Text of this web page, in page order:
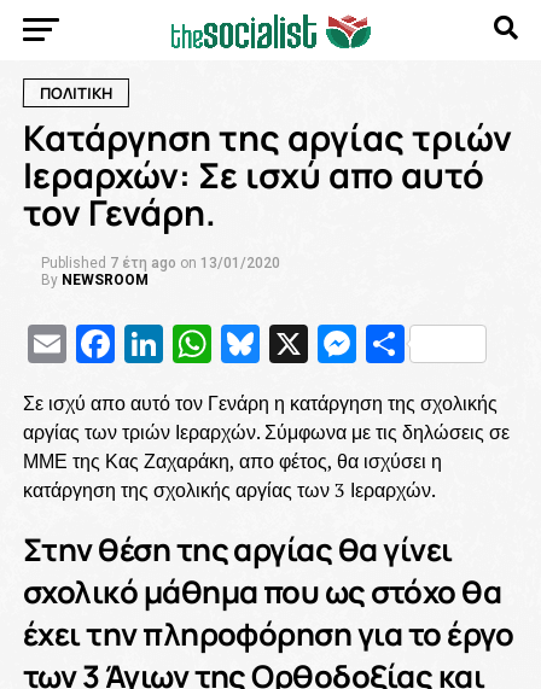
ΠΟΛΙΤΙΚΗ
Κατάργηση της αργίας τριών
Ιεραρχών: Σε ισχύ απο αυτό
τον Γενάρη.
Published 7 έτη ago on 13/01/2020
By NEWSROOM
EmailFacebook
LinkedIn
WhatsApp
Bluesky
X
Σε ισχύ απο αυτό τον Γενάρη η κατάργηση της σχολικής
αργίας των τριών Ιεραρχών. Σύμφωνα με τις δηλώσεις σε
ΜΜΕ της Κας Ζαχαράκη, απο φέτος, θα ισχύσει η
κατάργηση της σχολικής αργίας των 3 Ιεραρχών.
Στην θέση της αργίας θα γίνει
σχολικό μάθημα που ως στόχο θα
έχει την πληροφόρηση για το έργο
των 3 Άγιων της Ορθοδοξίας και